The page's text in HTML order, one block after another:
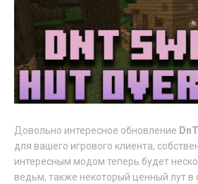
Довольно интересное обновление
для вашего игрового клиента,
интересным модом теперь будет
ведьм, также некоторый ценный лут в